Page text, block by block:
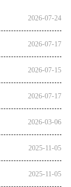
2026-07-24
2026-07-17
2026-07-15
2026-07-17
2026-03-06
2025-11-05
2025-11-05